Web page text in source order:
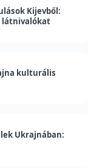
Kijevből:
látnivalókat
kulturális
Ukrajnában: